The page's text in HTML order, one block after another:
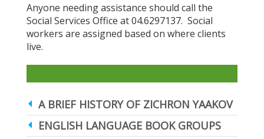
Anyone needing assistance should call the
Social Services Office at 04.6297137. Social
workers are assigned based on where clients
live.
A BRIEF HISTORY OF ZICHRON YAAKOV
ENGLISH LANGUAGE BOOK GROUPS